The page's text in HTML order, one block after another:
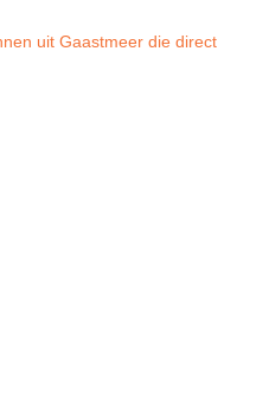
uit Gaastmeer die direct